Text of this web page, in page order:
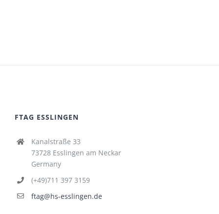
FTAG ESSLINGEN
Kanalstraße 33
73728 Esslingen am Neckar
Germany
(+49)711 397 3159
ftag@hs-esslingen.de